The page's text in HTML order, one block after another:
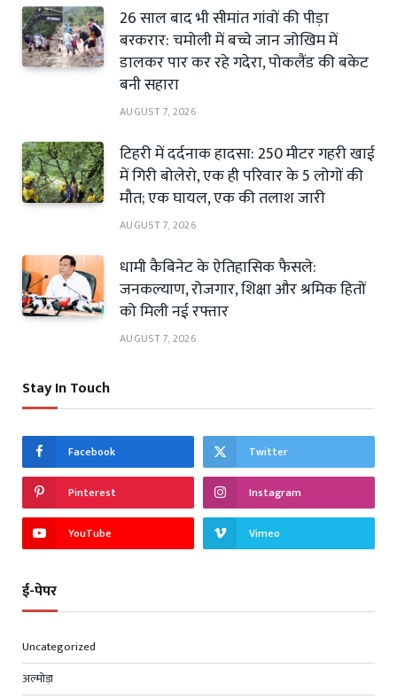
26 साल बाद भी सीमांत गांवों की पीड़ा
बरकरार: चमोली में बच्चे जान जोखिम में
डालकर पार कर रहे गदेरा, पोकलैंड की बकेट
बनी सहारा
AUGUST 7, 2026
टिहरी में दर्दनाक हादसा: 250 मीटर गहरी खाई
में गिरी बोलेरो, एक ही परिवार के 5 लोगों की
मौत; एक घायल, एक की तलाश जारी
AUGUST 7, 2026
धामी कैबिनेट के ऐतिहासिक फैसले:
जनकल्याण, रोजगार, शिक्षा और श्रमिक हितों
को मिली नई रफ्तार
AUGUST 7, 2026
Stay In Touch
Facebook Twitter
Pinterest Instagram
YouTube Vimeo
ई-पेपर
Uncategorized
अल्मोड़ा